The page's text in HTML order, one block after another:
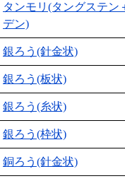
タンモリ(タングステン
デン)
銀ろう(針金状)
銀ろう(板状)
銀ろう(糸状)
銀ろう(枠状)
銅ろう(針金状)